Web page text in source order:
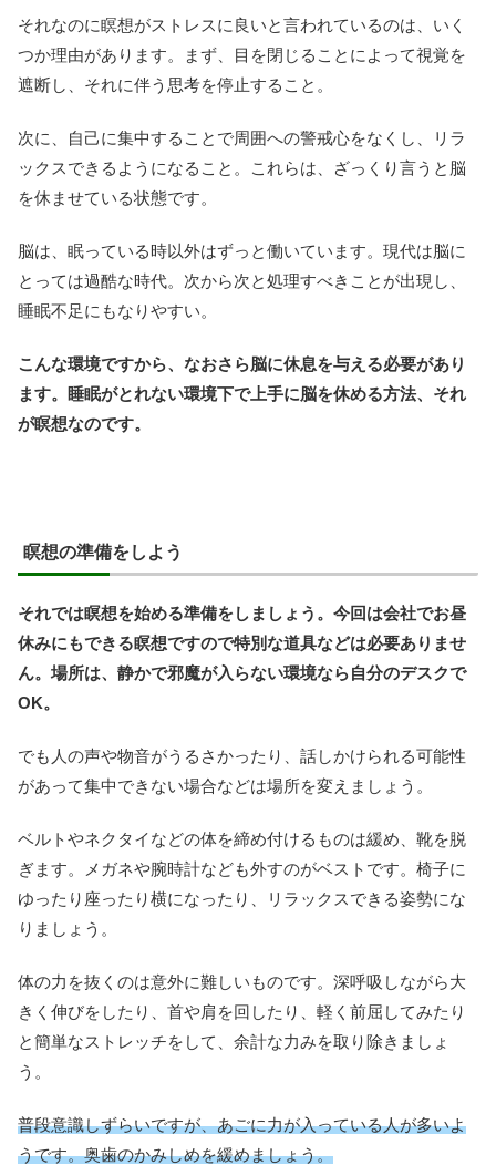
それなのに瞑想がストレスに良いと言われているのは、いく
つか理由があります。まず、目を閉じることによって視覚を
遮断し、それに伴う思考を停止すること。
次に、自己に集中することで周囲への警戒心をなくし、リラ
ックスできるようになること。これらは、ざっくり言うと脳
を休ませている状態です。
脳は、眠っている時以外はずっと働いています。現代は脳に
とっては過酷な時代。次から次と処理すべきことが出現し、
睡眠不足にもなりやすい。
こんな環境ですから、なおさら脳に休息を与える必要があり
ます。睡眠がとれない環境下で上手に脳を休める方法、それ
が瞑想なのです。
瞑想の準備をしよう
それでは瞑想を始める準備をしましょう。今回は会社でお昼
休みにもできる瞑想ですので特別な道具などは必要ありませ
ん。場所は、静かで邪魔が入らない環境なら自分のデスクで
OK。
でも人の声や物音がうるさかったり、話しかけられる可能性
があって集中できない場合などは場所を変えましょう。
ベルトやネクタイなどの体を締め付けるものは緩め、靴を脱
ぎます。メガネや腕時計なども外すのがベストです。椅子に
ゆったり座ったり横になったり、リラックスできる姿勢にな
りましょう。
体の力を抜くのは意外に難しいものです。深呼吸しながら大
きく伸びをしたり、首や肩を回したり、軽く前屈してみたり
と簡単なストレッチをして、余計な力みを取り除きましょ
う。
普段意識しずらいですが、あごに力が入っている人が多いよ
うです。奥歯のかみしめを緩めましょう。